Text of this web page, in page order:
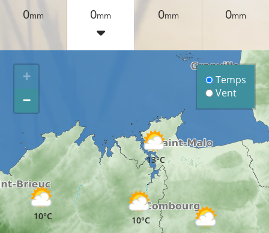
0mm
0mm
0mm
0mm
10°C
10°C
13°C
+
−
Temps
Vent